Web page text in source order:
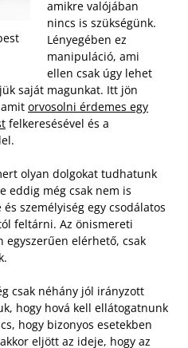
amikre valójában
nincs is szükségünk.
Lényegében ez
manipuláció, ami
ellen csak úgy lehet
saját magunkat. Itt jön
orvosolni érdemes egy
felkeresésével és a
olyan dolgokat tudhatunk
eddig még csak nem is
személyiség egy csodálatos
feltárni. Az önismereti
egyszerűen elérhető, csak
csak néhány jól irányzott
hogy hová kell ellátogatnunk
hogy bizonyos esetekben
eljött az ideje, hogy az